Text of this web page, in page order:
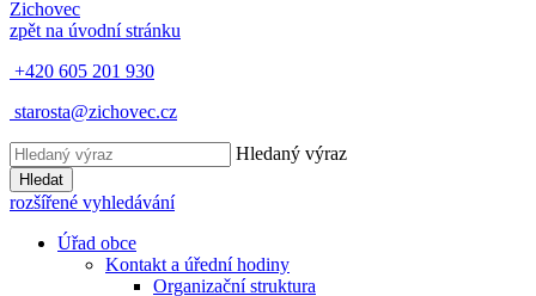
Zichovec
zpět na úvodní stránku
+420 605 201 930
starosta@zichovec.cz
Hledaný výraz
Hledat
rozšířené vyhledávání
Úřad obce
Kontakt a úřední hodiny
Organizační struktura